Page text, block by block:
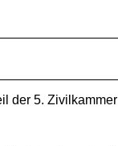
der 5.